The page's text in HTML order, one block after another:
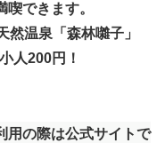
できます。
温泉「森林囃子」
人200円！
の際は公式サイトで